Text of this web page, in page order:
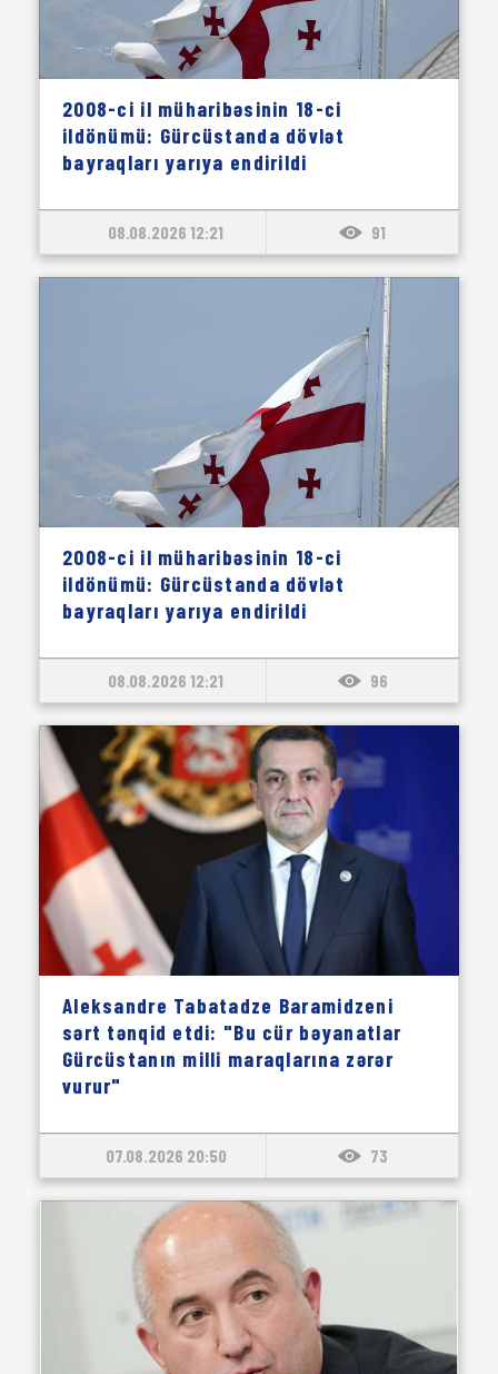
2008-ci il müharibəsinin 18-ci
ildönümü: Gürcüstanda dövlət
bayraqları yarıya endirildi
08.08.2026 12:21 91
2008-ci il müharibəsinin 18-ci
ildönümü: Gürcüstanda dövlət
bayraqları yarıya endirildi
08.08.2026 12:21 96
Aleksandre Tabatadze Baramidzeni
sərt tənqid etdi: "Bu cür bəyanatlar
Gürcüstanın milli maraqlarına zərər
vurur"
07.08.2026 20:50 73